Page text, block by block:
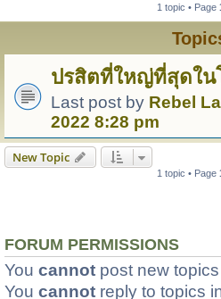
1 topic • Page
ปรสิตที่ใหญ่ที่สุดใน
Last post by Rebel
2022 8:28 pm
New Topic
1 topic • Page
FORUM PERMISSIONS
You cannot post new
You cannot reply to topics